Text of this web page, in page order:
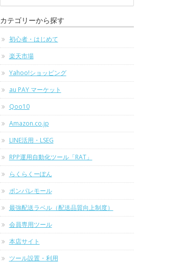
カテゴリーから探す
初心者・はじめて
楽天市場
Yahoo!ショッピング
au PAY マーケット
Qoo10
Amazon.co.jp
LINE活用・LSEG
RPP運用自動化ツール「RAT」
らくらくーぽん
ポンパレモール
最強配送ラベル（配送品質向上制度）
会員専用ツール
本店サイト
ツール設置・利用